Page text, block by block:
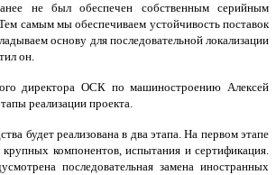
не был обеспечен собственным серийным
самым мы обеспечиваем устойчивость поставок
основу для последовательной локализации
он.
директора ОСК по машиностроению Алексей
реализации проекта.
будет реализована в два этапа. На первом этапе
компонентов, испытания и сертификация.
последовательная замена иностранных